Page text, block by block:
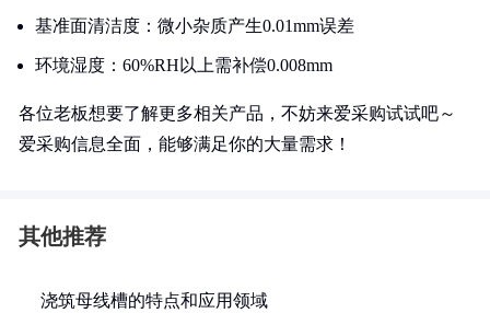
基准面清洁度：微小杂质产生0.01mm误差
环境湿度：60%RH以上需补偿0.008mm
各位老板想要了解更多相关产品，不妨来爱采购试试吧～
爱采购信息全面，能够满足你的大量需求！
其他推荐
浇筑母线槽的特点和应用领域